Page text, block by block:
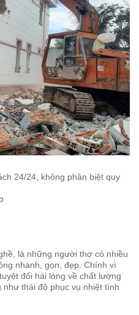
24/24, không phân biệt quy
là những người thợ có nhiều
nhanh, gọn, đẹp. Chính vì
đối hài lòng về chất lượng
thái độ phục vụ nhiệt tình